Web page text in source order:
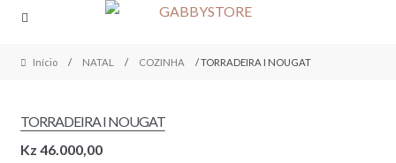
Skip
navigation
Skip
content
Início / NATAL / COZINHA / TORRADEIRA I NOUGAT
TORRADEIRA I NOUGAT
Kz 46.000,00